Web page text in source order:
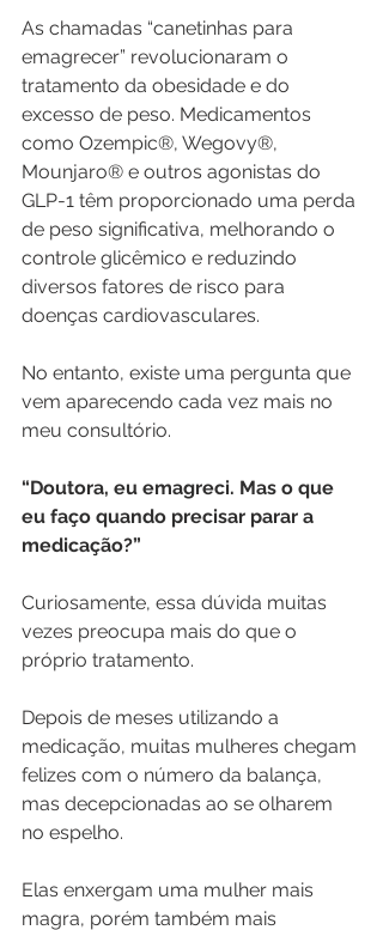
As chamadas “canetinhas para
emagrecer” revolucionaram o
tratamento da obesidade e do
excesso de peso. Medicamentos
como Ozempic®, Wegovy®,
Mounjaro® e outros agonistas do
GLP-1 têm proporcionado uma perda
de peso significativa, melhorando o
controle glicêmico e reduzindo
diversos fatores de risco para
doenças cardiovasculares.
No entanto, existe uma pergunta que
vem aparecendo cada vez mais no
meu consultório.
“Doutora, eu emagreci. Mas o que
eu faço quando precisar parar a
medicação?”
Curiosamente, essa dúvida muitas
vezes preocupa mais do que o
próprio tratamento.
Depois de meses utilizando a
medicação, muitas mulheres chegam
felizes com o número da balança,
mas decepcionadas ao se olharem
no espelho.
Elas enxergam uma mulher mais
magra, porém também mais